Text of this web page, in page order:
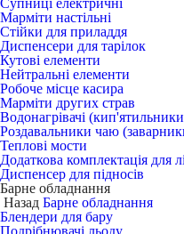
Марміти настільні
Стійки для приладдя
Диспенсери для тарілок
Кутові елементи
Нейтральні елементи
Робоче місце касира
Марміти других страв
Водонагрівачі
Роздавальники чаю
Теплові мости
Додаткова комплектація для
Диспенсер для підносів
Барне обладнання
Назад Барне обладнання
Блендери для бару
Подрібнювачі льоду